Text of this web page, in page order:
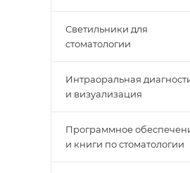
Светильники для
стоматологии
Интраоральная
и визуализация
Программное
и книги по стоматологии